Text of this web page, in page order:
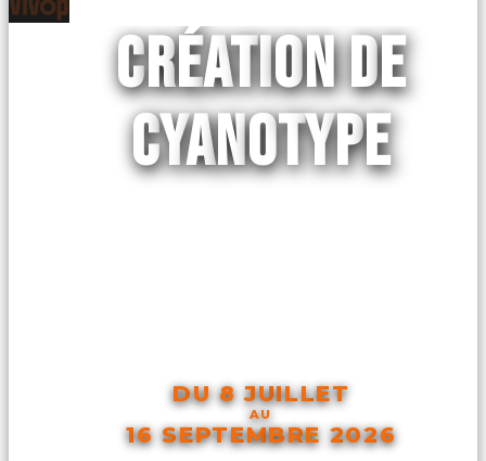
CRÉATION DE
CYANOTYPE
DU 8 JUILLET
AU
16 SEPTEMBRE 2026